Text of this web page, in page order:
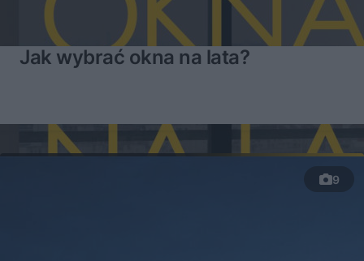
Jak wybrać okna na lata?
9